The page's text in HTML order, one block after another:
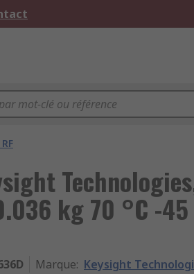
kg 70 °C -45
Marque: Keysight